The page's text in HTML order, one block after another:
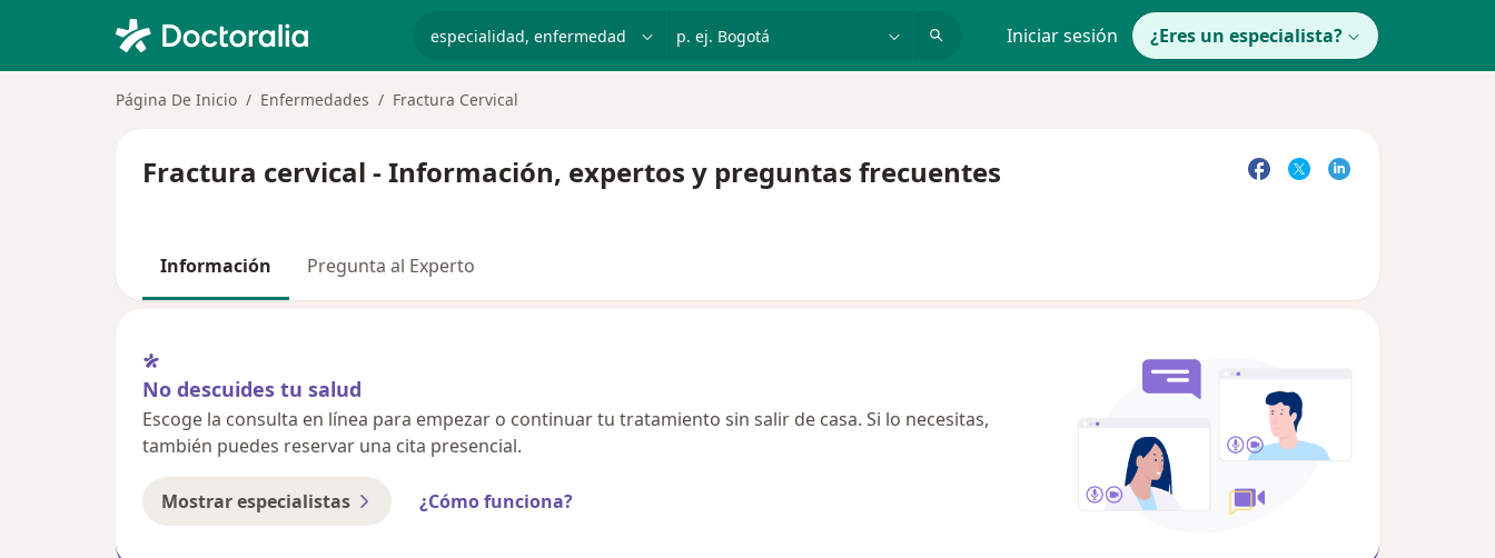
p. ej. Bogotá Iniciar sesión ¿Eres un especialista?
Página De Inicio Enfermedades Fractura Cervical
Fractura cervical - Información, expertos y preguntas frecuentes
Información Pregunta al Experto
No descuides tu salud
Escoge la consulta en línea para empezar o continuar tu tratamiento sin salir de casa. Si lo necesitas,
también puedes reservar una cita presencial.
Mostrar especialistas ¿Cómo funciona?